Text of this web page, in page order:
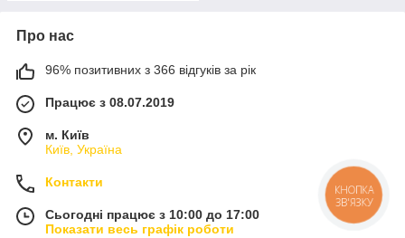
Про нас
96% позитивних з 366 відгуків за рік
Працює з 08.07.2019
м. Київ
Київ, Україна
Контакти
Сьогодні працює з 10:00 до 17:00
Показати весь графік роботи
КНОПКА
ЗВ'ЯЗКУ